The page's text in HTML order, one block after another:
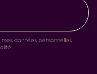
données personnelles